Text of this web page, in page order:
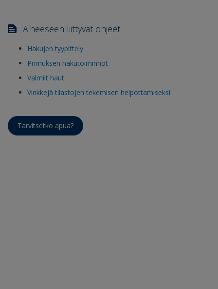
Aiheeseen liittyvät ohjeet
Hakujen tyypittely
Primuksen hakutoiminnot
Valmiit haut
Vinkkejä tilastojen tekemisen helpottamiseksi
Tarvitsetko apua?